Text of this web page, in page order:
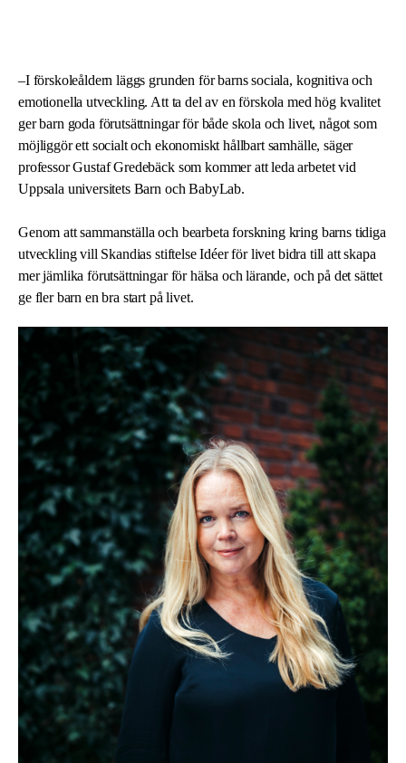
–I förskoleåldern läggs grunden för barns sociala, kognitiva och
emotionella utveckling. Att ta del av en förskola med hög kvalitet
ger barn goda förutsättningar för både skola och livet, något som
möjliggör ett socialt och ekonomiskt hållbart samhälle, säger
professor Gustaf Gredebäck som kommer att leda arbetet vid
Uppsala universitets Barn och BabyLab.
Genom att sammanställa och bearbeta forskning kring barns tidiga
utveckling vill Skandias stiftelse Idéer för livet bidra till att skapa
mer jämlika förutsättningar för hälsa och lärande, och på det sättet
ge fler barn en bra start på livet.